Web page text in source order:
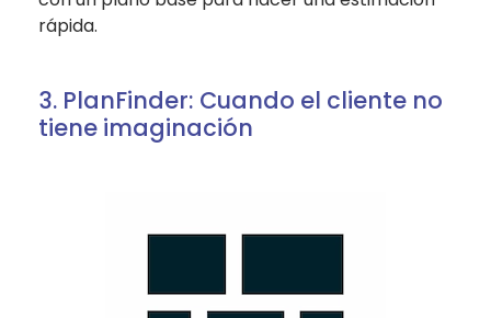
rápida.
3. PlanFinder: Cuando el cliente no
tiene imaginación